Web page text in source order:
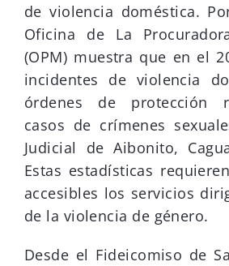
de violencia doméstica.
Oficina de La
(OPM) muestra que en el
incidentes de violencia
órdenes de protección
casos de crímenes
Judicial de Aibonito,
Estas estadísticas
accesibles los servicios
de la violencia de género.
Desde el Fideicomiso de